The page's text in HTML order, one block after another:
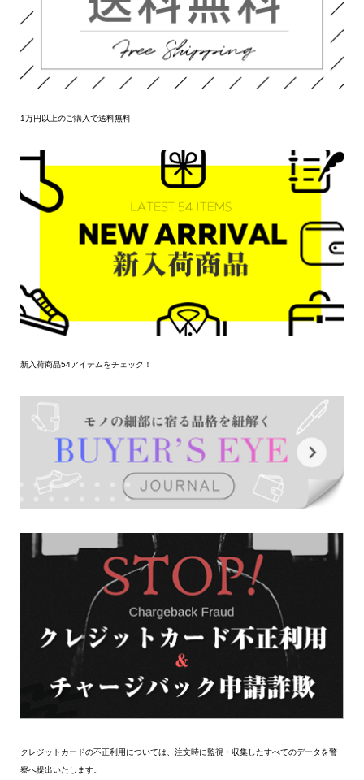
1万円以上のご購入で送料無料
新入荷商品54アイテムをチェック！
クレジットカードの不正利用については、注文時に監視・収集したすべてのデータを警
察へ提出いたします。